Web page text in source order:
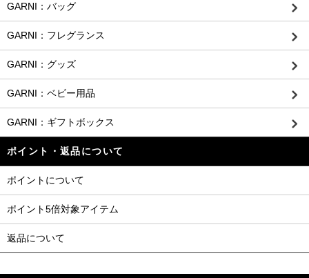
GARNI：バッグ
GARNI：フレグランス
GARNI：グッズ
GARNI：ベビー用品
GARNI：ギフトボックス
ポイント・返品について
ポイントについて
ポイント5倍対象アイテム
返品について